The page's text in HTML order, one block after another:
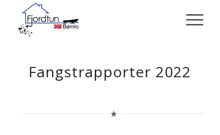
Fangstrapporter 2022